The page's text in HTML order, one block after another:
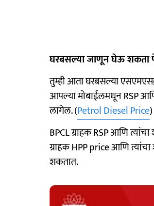
घरबसल्या जाणून घेऊ शकता
तुम्ही आता घरबसल्या
आपल्या मोबाईलमधून RSP
लागेल. (Petrol Diesel Price)
BPCL ग्राहक RSP आणि
ग्राहक HPP price आणि
शकतात.